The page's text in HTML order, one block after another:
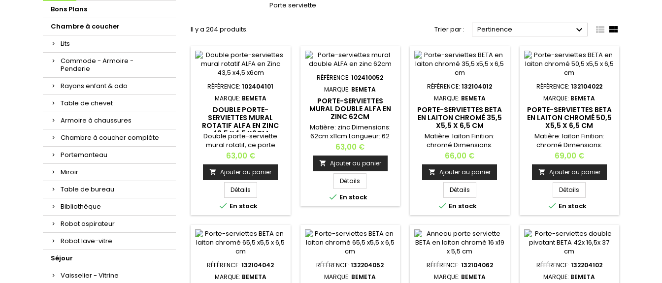
Bons Plans
Chambre à coucher
Lits
Commode - Armoire -
Penderie
Rayons enfant & ado
Table de chevet
Armoire à chaussures
Chambre à coucher complète
Portemanteau
Miroir
Table de bureau
Bibliothèque
Robot aspirateur
Robot lave-vitre
Séjour
Vaisselier - Vitrine
Porte serviette
Il y a 204 produits. Trier par : Pertinence   
RÉFÉRENCE:102404101
MARQUE: BEMETA
DOUBLE PORTE-
SERVIETTES MURAL
ROTATIF ALFA EN ZINC
43,5 X4,5 X6CM
Double porte-serviette
mural rotatif, ce porte
serviette est très pratique
pour le séchage de vos
serviettes; le montage par
perçage est
nécessaire.Matière:
Zinc Finition:
chromé Dimensions:
43,5cmx 4,5cm x
cm Hauteur: 6
cm Profondeur: 4,5
cm Poids: 0,5 kgInstallation
murale - Kit de fixation
fourni Dans la même
collection, vous...
Prix
63,00 €
 Ajouter au panier
Détails
 En stock
RÉFÉRENCE:102410052
MARQUE: BEMETA
PORTE-SERVIETTES
MURAL DOUBLE ALFA EN
ZINC 62CM
Matière: zinc Dimensions:
62cm x11cm Longueur: 62
cm Profondeur: 17
cm Hauteur: 6 cm Poids: 1,2
kg Installation murale - Kit
de fixation fourni. Dans la
même collection, vous
trouverez les: patère,
porte-serviette, porte-
savon, distributeur de
porte brosse à dents,
anneau de serviette,
étagère de...
Prix
63,00 €
 Ajouter au panier
Détails
 En stock
RÉFÉRENCE:132104012
MARQUE: BEMETA
PORTE-SERVIETTES BETA
EN LAITON CHROMÉ 35,5
X5,5 X 6,5 CM
Matière: laiton Finition:
chromé Dimensions:
35,5cm x5,5cmx
6,5cmLargeur: 35,5
cm Profondeur: 6,5
cm Hauteur: 5,5 cm Poids:
0,4 kg Installation murale -
Kit de fixation fourni. Dans la
même collection, vous
trouverez les: patère,
savon, distributeur de
savon, porte papier
toilettes, brosse de toilettes,
porte brosse à dents,
anneau...
Prix
66,00 €
 Ajouter au panier
Détails
 En stock
RÉFÉRENCE: 132104022
MARQUE: BEMETA
PORTE-SERVIETTES BETA
EN LAITON CHROMÉ 50,5
X5,5 X 6,5 CM
Matière: laiton Finition:
chromé Dimensions:
50,5cm x5,5cmx
6,5cmLargeur: 50,5
cm Profondeur: 6,5
cm Hauteur: 5,5 cm Poids:
0,6 kg Installation murale -
Kit de fixation fourni. Dans la
même collection, vous
trouverez les: patère,
savon, distributeur de
savon, porte papier
toilettes, brosse de toilettes,
porte brosse à dents,
anneau...
Prix
69,00 €
 Ajouter au panier
Détails
 En stock
RÉFÉRENCE:132104042
MARQUE: BEMETA
RÉFÉRENCE:132204052
MARQUE: BEMETA
RÉFÉRENCE: 132104062
MARQUE: BEMETA
RÉFÉRENCE: 132204102
MARQUE: BEMETA